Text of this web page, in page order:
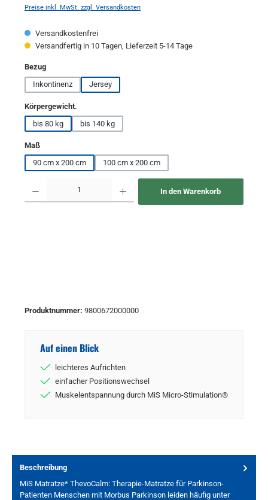
Preise inkl. MwSt. zzgl. Versandkosten
Versandkostenfrei
Versandfertig in 10 Tagen, Lieferzeit 5-14 Tage
Bezugauswählen
Inkontinenz
Jersey
Körpergewicht.
bis 80 kg
bis 140 kg
Maßauswählen
90 cm x 200 cm
100 cm x 200 cm
In den Warenkorb
Produktnummer: 9800672000000
Auf einen Blick
leichteres Aufrichten
einfacher Positionswechsel
Muskelentspannung durch MiS Micro-Stimulation®
Beschreibung
MiS Matratze* ThevoCalm: Therapie-Matratze für Parkinson-
Patienten Menschen mit Morbus Parkinson leiden häufig unter